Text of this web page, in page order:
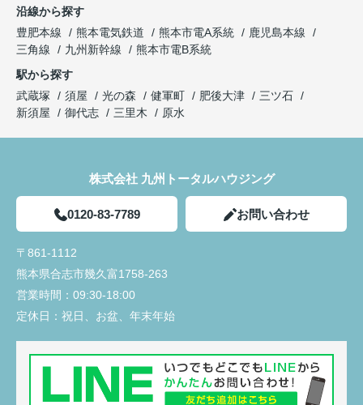
沿線から探す
豊肥本線
熊本電気鉄道 熊本市電A系統
鹿児島本線
三角線
九州新幹線
熊本市電B系統
駅から探す
武蔵塚
須屋 光の森 健軍町 肥後大津
三ツ石
新須屋
御代志 三里木 原水
株式会社 九州トータルハウジング
0120-83-7789 お問い合わせ
〒861-1112
熊本県合志市幾久富1758-263
営業時間： 09:30-18:00
定休日： 祝日、お盆、年末年始